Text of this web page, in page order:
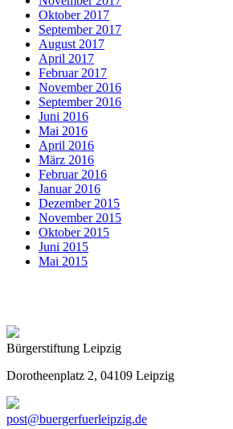
Oktober 2017
September 2017
August 2017
April 2017
Februar 2017
November 2016
September 2016
Juni 2016
Mai 2016
April 2016
März 2016
Februar 2016
Januar 2016
Dezember 2015
November 2015
Oktober 2015
Juni 2015
Mai 2015
Bürgerstiftung Leipzig
Dorotheenplatz 2, 04109 Leipzig
post@buergerfuerleipzig.de